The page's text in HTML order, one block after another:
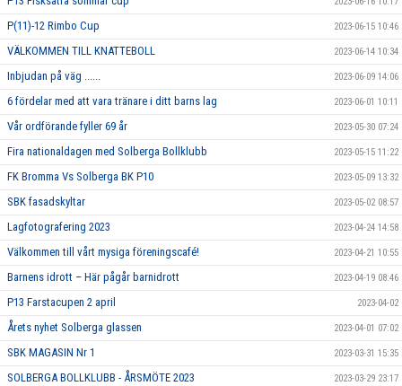
P(11)-12 Rimbo Cup 2023-06-15 10:46
VÄLKOMMEN TILL KNATTEBOLL 2023-06-14 10:34
Inbjudan på väg ...... 2023-06-09 14:06
6 fördelar med att vara tränare i ditt barns lag 2023-06-01 10:11
Vår ordförande fyller 69 år 2023-05-30 07:24
Fira nationaldagen med Solberga Bollklubb 2023-05-15 11:22
FK Bromma Vs Solberga BK P10 2023-05-09 13:32
SBK fasadskyltar 2023-05-02 08:57
Lagfotografering 2023 2023-04-24 14:58
Välkommen till vårt mysiga föreningscafé! 2023-04-21 10:55
Barnens idrott – Här pågår barnidrott 2023-04-19 08:46
P13 Farstacupen 2 april 2023-04-02
Årets nyhet Solberga glassen 2023-04-01 07:02
SBK MAGASIN Nr 1 2023-03-31 15:35
SOLBERGA BOLLKLUBB - ÅRSMÖTE 2023 2023-03-29 23:17